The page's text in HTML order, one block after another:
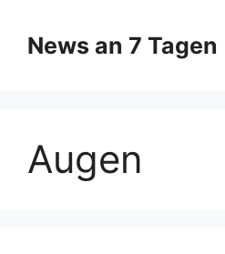
Inhalt
springen
News an 7 Tagen
Augen